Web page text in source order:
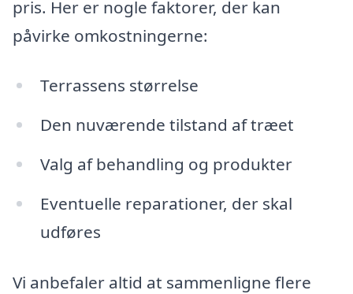
pris. Her er nogle faktorer, der kan
påvirke omkostningerne:
Terrassens størrelse
Den nuværende tilstand af træet
Valg af behandling og produkter
Eventuelle reparationer, der skal
udføres
Vi anbefaler altid at sammenligne flere